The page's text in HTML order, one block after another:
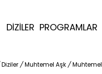
DİZİLER PROGRAMLAR
Diziler / Muhtemel Aşk /